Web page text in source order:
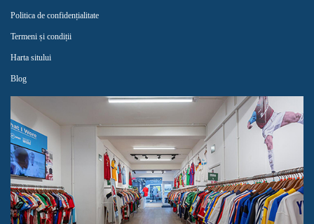
Politica de confidențialitate
Termeni și condiții
Harta sitului
Blog